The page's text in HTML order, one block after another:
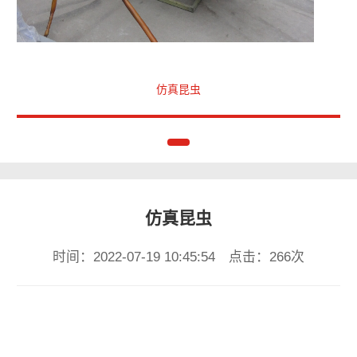
仿真昆虫
仿真昆虫
时间：2022-07-19 10:45:54 点击：266次